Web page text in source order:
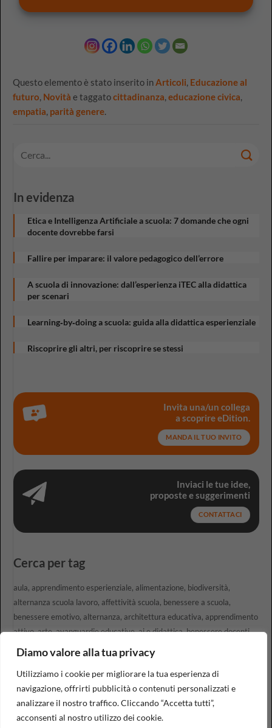
Diamo valore alla tua privacy
Utilizziamo i cookie per migliorare la tua esperienza di
navigazione, offrirti pubblicità o contenuti personalizzati e
analizzare il nostro traffico. Cliccando “Accetta tutti”,
acconsenti al nostro utilizzo dei cookie.
Questo elemento è stato inserito in Articoli Educazione al
futuro Novità e taggatocittadinanza educazione civica
empatia parità genere
In evidenza
Etica e Intelligenza Artificiale a scuola: 7 domande che ogni
docente dovrebbe farsi
Fallire per imparare: il valore pedagogico dell’errore
A scuola di innovazione: dall’esperienza iTEC alla didattica
per scenari
Learning‑by‑doing a scuola: guida alla didattica esperienziale
Riscoprire gli altri, per riscoprire se stessi
Invita una/un collega
a scoprire eDition.
MANDA IL TUO INVITO
Inviaci le tue idee,
proposte e suggerimenti
CONTATTACI
Cerca per tag
aula apprendimento esperienziale alimentazione biodiversità
alternanza scuola lavoro affettività scuola benessere a scuola
benessere emotivo alternanza architettura educativa apprendimento
attivo arte avanguardie educative ai e didattica benessere docenti
benessere agenda 2030
Copyright 2026 ©Civicamente Srl Società Benefit|Dati
Societari|Privacy policy - Cookie policy